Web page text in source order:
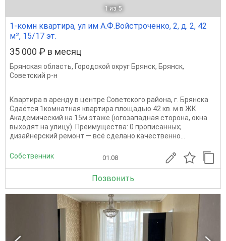
1 из 5
1-комн квартира, ул им А.Ф.Войстроченко, 2, д. 2, 42
м², 15/17 эт.
35 000 ₽ в месяц
Брянская область, Городской округ Брянск, Брянск,
Советский р-н
Квартира в аренду в центре Советского района, г. Брянска
Сдаётся 1комнатная квартира площадью 42 кв. м в ЖК
Академический на 15м этаже (югозападная сторона, окна
выходят на улицу). Преимущества: 0 прописанных;
дизайнерский ремонт — всё сделано качественно...
Собственник 01.08
Позвонить